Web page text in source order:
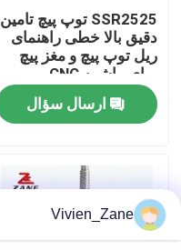
تماس با ما
اخبار
همه موارد
درخواست نقل قول
راهنمای خطی
SSR2525 توپ پیچ تامین
دقیق بالا خطی راهنمای
ریل توپ پیچ و مغز پیچ
برای ماشین CNC
ارسال سؤال
Vivien_Zane